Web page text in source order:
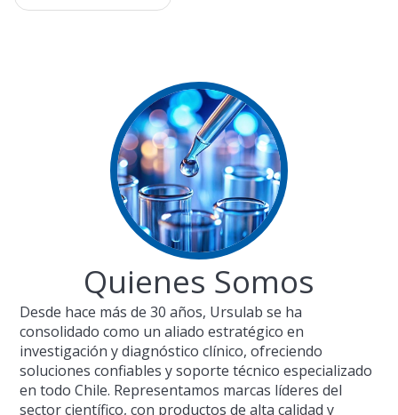
Quienes Somos
Desde hace más de 30 años, Ursulab se ha
consolidado como un aliado estratégico en
investigación y diagnóstico clínico, ofreciendo
soluciones confiables y soporte técnico especializado
en todo Chile. Representamos marcas líderes del
sector científico, con productos de alta calidad y